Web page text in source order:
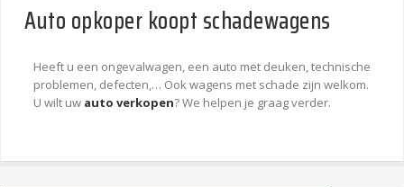
Auto opkoper koopt schadewagens
Heeft u een ongevalwagen, een auto met deuken, technische
problemen, defecten,… Ook wagens met schade zijn welkom.
U wilt uw auto verkopen? We helpen je graag verder.